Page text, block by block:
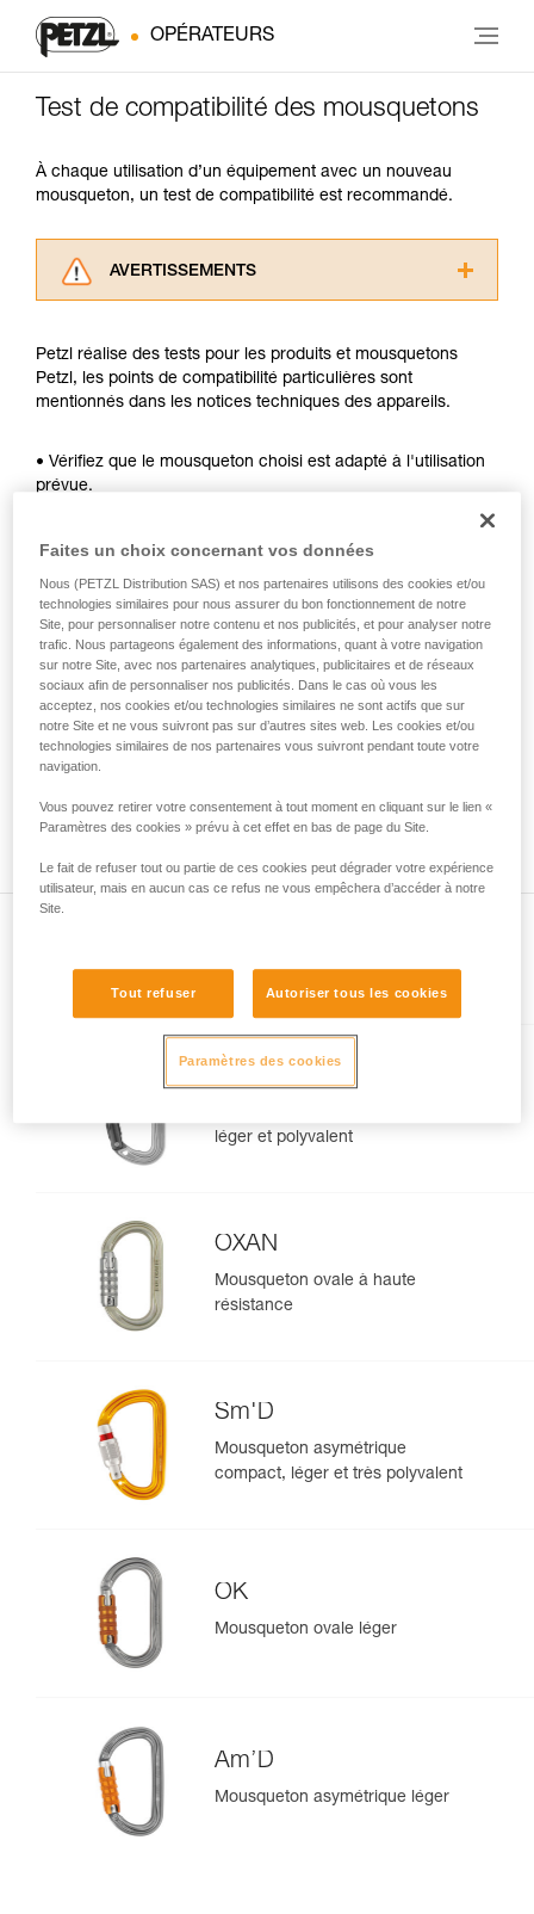
OPÉRATEURS
Test de compatibilité des mousquetons
À chaque utilisation d’un équipement avec un nouveau
mousqueton, un test de compatibilité est recommandé.
AVERTISSEMENTS
consulter. Vous devez avoir compris les
informations de la notice technique pour
pouvoir comprendre ce complément
Maîtriser ces techniques nécessite une
de la reproduire en autonomie.
Nous donnons des exemples de techniques
liées à votre activité. Il peut en exister d’autres
que nous ne décrivons pas ici.
Petzl réalise des tests pour les produits et mousquetons
Petzl, les points de compatibilité particulières sont
mentionnés dans les notices techniques des appareils.
• Vérifiez que le mousqueton choisi est adapté à l'utilisation
prévue.
de connexion de l'appareil.
• Évaluez la possibilité que le mousqueton se mette en
mauvaise position et la stabilité de cette mauvaise position.
• Vérifiez les risques d'interférence entre les éléments du
système et la bague du mousqueton.
Remarque
Pour les appareils munis d'une bague souple de maintien du
mousqueton (ZIGZAG, PIRANA...), refaites un test de
la bague souple peut avoir été déformée par le premier
mousqueton et ne plus maintenir correctement le second.
Présent dans l'article
léger et polyvalent
OXAN
Mousqueton ovale à haute
résistance
Sm'D
Mousqueton asymétrique
compact, léger et très polyvalent
OK
Mousqueton ovale léger
Am’D
Mousqueton asymétrique léger
Faites un choix concernant vos données
Nous (PETZL Distribution SAS) et nos partenaires utilisons des cookies et/ou
technologies similaires pour nous assurer du bon fonctionnement de notre
Site, pour personnaliser notre contenu et nos publicités, et pour analyser notre
trafic. Nous partageons également des informations, quant à votre navigation
sur notre Site, avec nos partenaires analytiques, publicitaires et de réseaux
sociaux afin de personnaliser nos publicités. Dans le cas où vous les
acceptez, nos cookies et/ou technologies similaires ne sont actifs que sur
notre Site et ne vous suivront pas sur d’autres sites web. Les cookies et/ou
technologies similaires de nos partenaires vous suivront pendant toute votre
navigation.
Vous pouvez retirer votre consentement à tout moment en cliquant sur le lien «
Paramètres des cookies » prévu à cet effet en bas de page du Site.
Le fait de refuser tout ou partie de ces cookies peut dégrader votre expérience
utilisateur, mais en aucun cas ce refus ne vous empêchera d’accéder à notre
Site.
Tout refuser Autoriser tous les cookies
Paramètres des cookies